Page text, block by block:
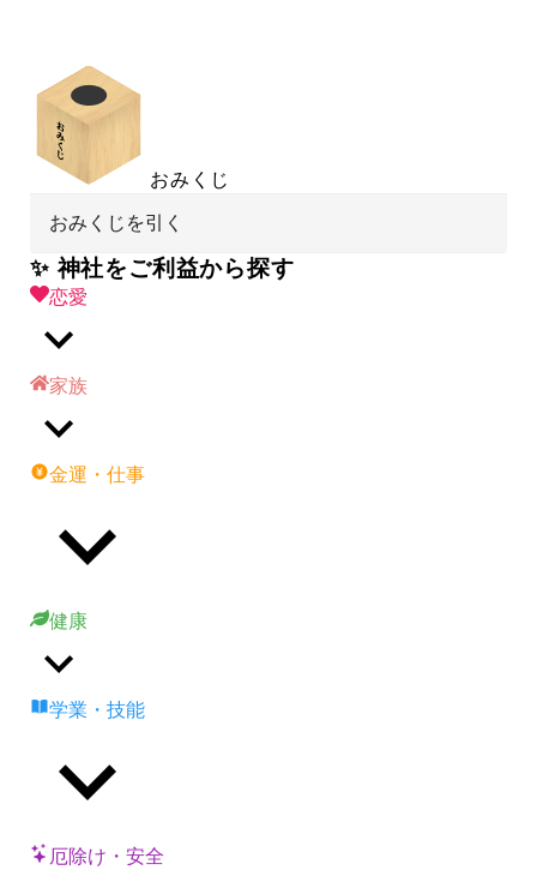
おみくじ
おみくじを引く
✨ 神社をご利益から探す
恋愛
家族
金運・仕事
健康
学業・技能
厄除け・安全